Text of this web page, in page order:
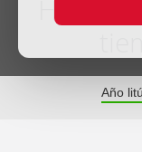
Año